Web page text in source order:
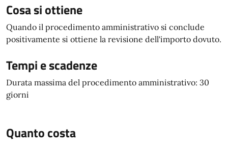
Cosa si ottiene
Quando il procedimento amministrativo si conclude
positivamente si ottiene la revisione dell'importo dovuto.
Tempi e scadenze
Durata massima del procedimento amministrativo: 30
giorni
Quanto costa